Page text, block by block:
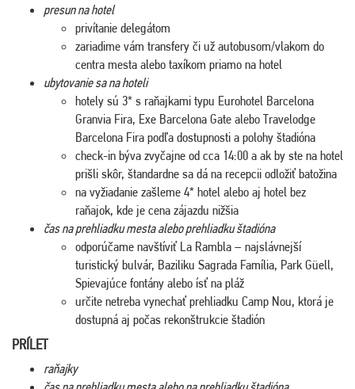
presun na hotel
privítanie delegátom
zariadime vám transfery či už autobusom/vlakom do
centra mesta alebo taxíkom priamo na hotel
ubytovanie sa na hoteli
hotely sú 3* s raňajkami typu Eurohotel Barcelona
Granvia Fira, Exe Barcelona Gate alebo Travelodge
Barcelona Fira podľa dostupnosti a polohy štadióna
check-in býva zvyčajne od cca 14:00 a ak by ste na hotel
prišli skôr, štandardne sa dá na recepcii odložiť batožina
na vyžiadanie zašleme 4* hotel alebo aj hotel bez
raňajok, kde je cena zájazdu nižšia
čas na prehliadku mesta alebo prehliadku štadióna
odporúčame navštíviť La Rambla – najslávnejší
turistický bulvár, Baziliku Sagrada Família, Park Güell,
Spievajúce fontány alebo ísť na pláž
určite netreba vynechať prehliadku Camp Nou, ktorá je
dostupná aj počas rekonštrukcie štadión
PRÍLET
raňajky